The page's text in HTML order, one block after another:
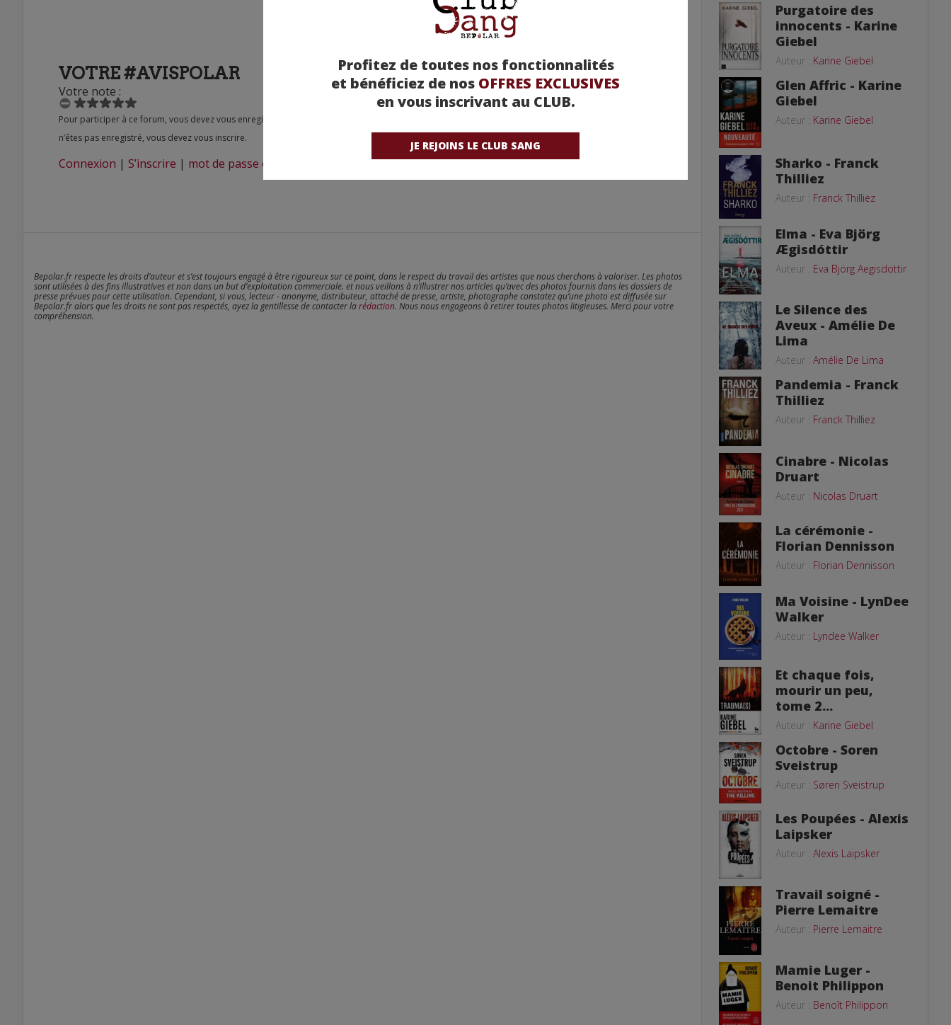
Profitez de toutes nos fonctionnalités
et bénéficiez de nos OFFRES EXCLUSIVES
en vous inscrivant au CLUB.
JE REJOINS LE CLUB SANG
VOTRE #AVISPOLAR
Votre note :
Pour participer à ce forum, vous devez vous enregistrer au préalable. Merci d’indiquer ci-dessous l’identifiant personnel qui vous a été fourni. Si vous
n’êtes pas enregistré, vous devez vous inscrire.
Connexion | S’inscrire | mot de passe oublié ?
Bepolar.fr respecte les droits d’auteur et s’est toujours engagé à être rigoureux sur ce point, dans le respect du travail des artistes que nous cherchons à valoriser. Les photos
sont utilisées à des fins illustratives et non dans un but d’exploitation commerciale. et nous veillons à n’illustrer nos articles qu’avec des photos fournis dans les dossiers de
presse prévues pour cette utilisation. Cependant, si vous, lecteur - anonyme, distributeur, attaché de presse, artiste, photographe constatez qu’une photo est diffusée sur
Bepolar.fr alors que les droits ne sont pas respectés, ayez la gentillesse de contacter larédaction. Nous nous engageons à retirer toutes photos litigieuses. Merci pour votre
compréhension.
Purgatoire des
innocents - Karine
Giebel
Auteur : Karine Giebel
Glen Affric - Karine
Giebel
Auteur : Karine Giebel
Sharko - Franck
Thilliez
Auteur : Franck Thilliez
Elma - Eva Björg
Ægisdóttir
Auteur : Eva Björg Aegisdottir
Le Silence des
Aveux - Amélie De
Lima
Auteur : Amélie De Lima
Pandemia - Franck
Thilliez
Auteur : Franck Thilliez
Cinabre - Nicolas
Druart
Auteur : Nicolas Druart
La cérémonie -
Florian Dennisson
Auteur : Florian Dennisson
Ma Voisine - LynDee
Walker
Auteur : Lyndee Walker
Et chaque fois,
mourir un peu,
tome 2...
Auteur : Karine Giebel
Octobre - Soren
Sveistrup
Auteur : Søren Sveistrup
Les Poupées - Alexis
Laipsker
Auteur : Alexis Laipsker
Travail soigné -
Pierre Lemaitre
Auteur : Pierre Lemaitre
Mamie Luger -
Benoit Philippon
Auteur : Benoît Philippon